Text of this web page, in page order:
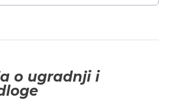
o ugradnji i